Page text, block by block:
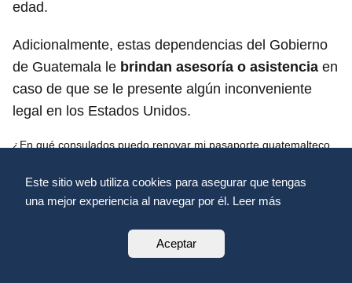
edad.
Adicionalmente, estas dependencias del Gobierno
de Guatemala le brindan asesoría o asistencia en
caso de que se le presente algún inconveniente
legal en los Estados Unidos.
¿En qué consulados puedo renovar mi pasaporte guatemalteco
Puede renovar su pasaporte guatemalteco en USA
en cualquiera de los consulados de Guatemala
en los Estados Unidos, ubicados en: Florida, New
York, Washington, Atlanta, Boston, Charlotte,
Este sitio web utiliza cookies para asegurar que tengas
una mejor experiencia al navegar por él. Leer más
Aceptar